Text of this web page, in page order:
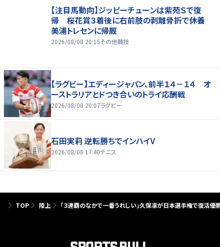
【注目馬動向】ジッピーチューンは紫苑Ｓで復
帰 桜花賞３着後に右前肢の剥離骨折で休養
美浦トレセンに帰厩
2026/08/08 20:15その他競技
【ラグビー】エディージャパン、前半１４－１４ オ
ーストラリアとドつき合いのトライ応酬戦
2026/08/08 20:07ラグビー
石田実莉 逆転勝ちでインハイV
2026/08/08 17:40テニス
TOP 陸上 「３連覇のなかで一番うれしい」久保凛が日本選手権で復活